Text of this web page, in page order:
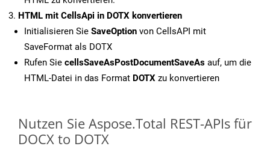
HTML mit CellsApi in DOTX konvertieren
Initialisieren Sie SaveOption von CellsAPI mit
SaveFormat als DOTX
Rufen Sie cellsSaveAsPostDocumentSaveAs auf, um die
HTML-Datei in das Format DOTX zu konvertieren
Nutzen Sie Aspose.Total REST-APIs für
DOCX to DOTX